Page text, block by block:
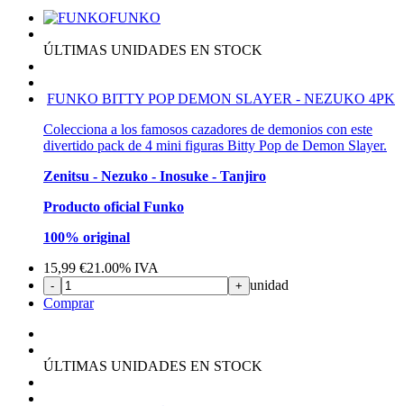
FUNKO
ÚLTIMAS UNIDADES EN STOCK
FUNKO BITTY POP DEMON SLAYER - NEZUKO 4PK
Colecciona a los famosos cazadores de demonios con este
divertido pack de 4 mini figuras Bitty Pop de Demon Slayer.
Zenitsu - Nezuko - Inosuke - Tanjiro
Producto oficial Funko
100% original
15,99 €21.00% IVA
- + unidad
Comprar
ÚLTIMAS UNIDADES EN STOCK